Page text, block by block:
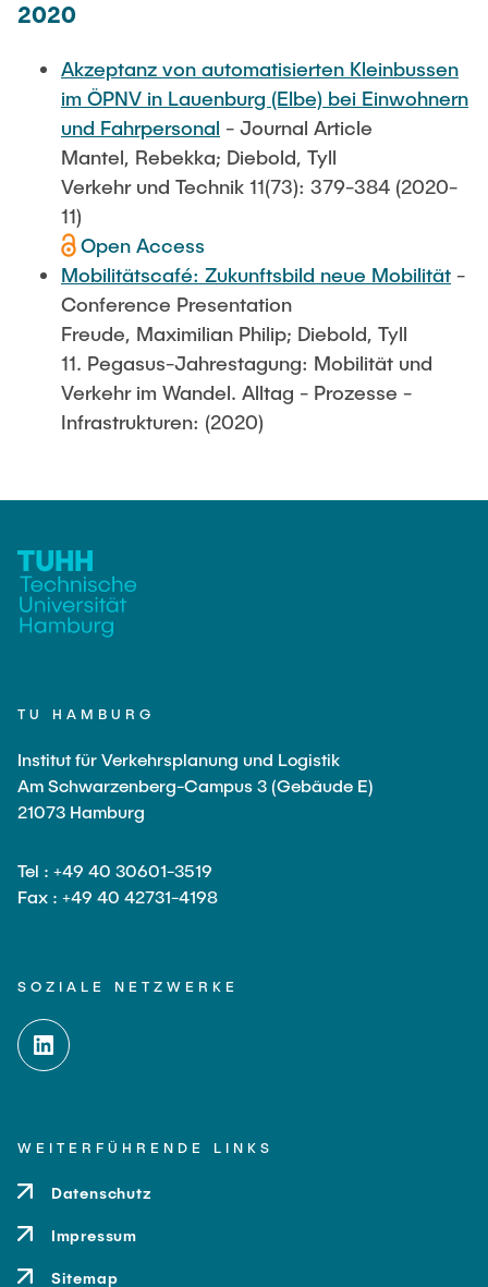
2020
Akzeptanz von automatisierten Kleinbussen
im ÖPNV in Lauenburg (Elbe) bei Einwohnern
und Fahrpersonal - Journal Article
Mantel, Rebekka; Diebold, Tyll
Verkehr und Technik 11(73): 379-384 (2020-
11)
Open Access
Mobilitätscafé: Zukunftsbild neue Mobilität -
Conference Presentation
Freude, Maximilian Philip; Diebold, Tyll
11. Pegasus-Jahrestagung: Mobilität und
Verkehr im Wandel. Alltag - Prozesse -
Infrastrukturen: (2020)
TU HAMBURG
Institut für Verkehrsplanung und Logistik
Am Schwarzenberg-Campus 3 (Gebäude E)
21073 Hamburg
Tel : +49 40 30601-3519
Fax : +49 40 42731-4198
SOZIALE NETZWERKE
WEITERFÜHRENDE LINKS
Datenschutz
Impressum
Sitemap